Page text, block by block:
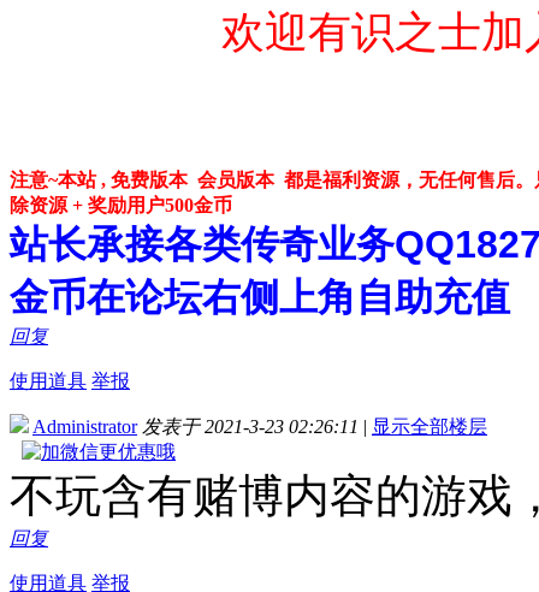
欢迎有识之士
注意~本站 , 免费版本 会员版本 都是福利资源，无任何售后
除资源 + 奖励用户500金币
站长承接各类传奇业务
金币在论坛右侧上角自助充值
回复
使用道具 举报
Administrator 发表于 2021-3-23 02:26:11 | 显示全部楼层
不玩含有赌博内容的游戏
回复
使用道具 举报